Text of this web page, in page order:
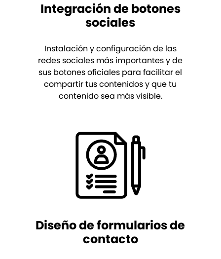
Integración de botones
sociales
Instalación y configuración de las
redes sociales más importantes y de
sus botones oficiales para facilitar el
compartir tus contenidos y que tu
contenido sea más visible.
Diseño de formularios de
contacto